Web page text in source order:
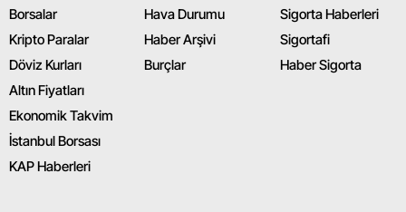
Borsalar
Kripto Paralar
Döviz Kurları
Altın Fiyatları
Ekonomik Takvim
İstanbul Borsası
KAP Haberleri
Hava Durumu
Haber Arşivi
Burçlar
Sigorta Haberleri
Sigortafi
Haber Sigorta